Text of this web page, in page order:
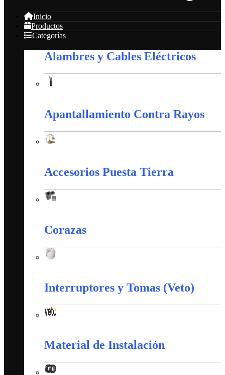
Inicio
Productos
Categorías
Alambres y Cables Eléctricos
Apantallamiento Contra Rayos
Accesorios Puesta Tierra
Corazas
Interruptores y Tomas (Veto)
Material de Instalación